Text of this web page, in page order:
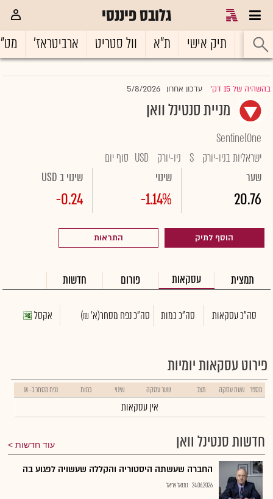
גלובס פיננסי
ראשי תיק אישי ת"א וול סטריט ארביטראז'
בהשהיה של 15 דק' |עדכון אחרון 5/8/2026
מניית סנטינל וואן
SentinelOne
ישראליות בניו-יורק S ניו-יורק USD סוף יום
שער
20.76
שינוי
-1.14%
שינוי ב USD
-0.24
הוסף לתיק התראות
תמצית עסקאות פורום חדשות
סה"כ עסקאות סה"כ כמות סה"כ נפח מסחר(א' ₪) אקסל
פירוט עסקאות יומיות
מספר שעת עסקה מצב שער עסקה שינוי כמות נפח מסחר ב- ₪
אין עסקאות
חדשות סנטינל וואן עוד חדשות
החברה שעשתה היסטוריה והקללה שעשויה לפגוע בה
24.06.2026 נתנאל אריאל